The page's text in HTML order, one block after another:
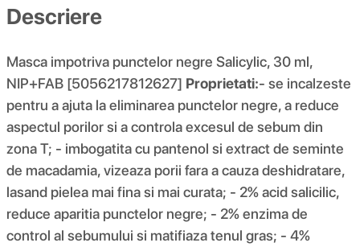
Descriere
Masca impotriva punctelor negre Salicylic, 30 ml,
NIP+FAB [5056217812627] Proprietati:- se incalzeste
pentru a ajuta la eliminarea punctelor negre, a reduce
aspectul porilor si a controla excesul de sebum din
zona T; - imbogatita cu pantenol si extract de seminte
de macadamia, vizeaza porii fara a cauza deshidratare,
lasand pielea mai fina si mai curata; - 2% acid salicilic,
reduce aparitia punctelor negre; - 2% enzima de
control al sebumului si matifiaza tenul gras; - 4%